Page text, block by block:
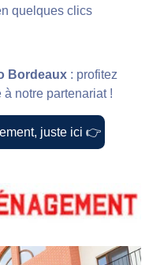
quelques clics
Bordeaux : profitez
à notre partenariat !
juste ici 👉